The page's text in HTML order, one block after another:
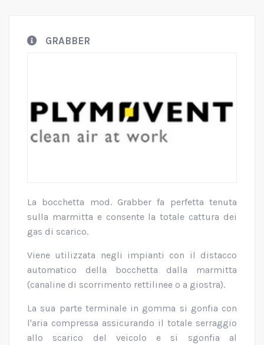
GRABBER
La bocchetta mod. Grabber fa perfetta tenuta
sulla marmitta e consente la totale cattura dei
gas di scarico.
Viene utilizzata negli impianti con il distacco
automatico della bocchetta dalla marmitta
(canaline di scorrimento rettilinee o a giostra).
La sua parte terminale in gomma si gonfia con
l'aria compressa assicurando il totale serraggio
allo scarico del veicolo e si sgonfia al